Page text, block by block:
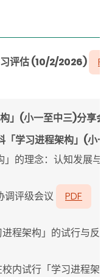
评估 (10/2/2026)
」(小一至中三)分享会
「学习进程架构」(小
」的理念：认知发展与
调评级会议 PDF
进程架构」的试行与反
校内试行「学习进程架